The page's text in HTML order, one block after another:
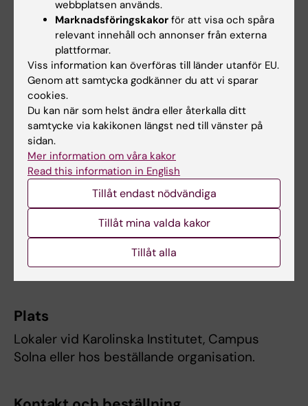
Ur kursinnehållet
Grundläggande begrepp kring
problemlösningsbaserade samtal
introduceras.
Exempel på problemlösning ges i
interaktion med deltagarna.
Vanliga hinder vid problemlösning, och
hur dessa kan hanteras.
En sammanfattning av stress och psykisk
ohälsa i arbetslivet och den vetenskapliga
evidensen för PLS.
Datum
Datum fastställs i dialog med beställare.
Plats
Lokaler vid Karolinska Institutet, Campus
Solna eller hos beställande organisation.
webbplatsen används.
Marknadsföringskakor för att visa och spåra
relevant innehåll och annonser från externa
plattformar.
Viss information kan överföras till länder utanför EU.
Genom att samtycka godkänner du att vi sparar
cookies.
Du kan när som helst ändra eller återkalla ditt
samtycke via kakikonen längst ned till vänster på
sidan.
Mer information om våra kakor
Read this information in English
Tillåt endast nödvändiga
Tillåt mina valda kakor
Tillåt alla